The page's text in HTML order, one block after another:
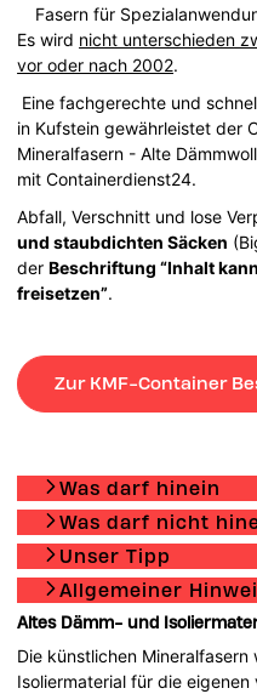
Fasern für
Es wird nicht unterschieden
vor oder nach 2002.
Eine fachgerechte und
in Kufstein gewährleistet der
Mineralfasern - Alte
mit Containerdienst24.
Abfall, Verschnitt und lose
und staubdichten Säcken
derBeschriftung “Inhalt
freisetzen”.
Zur KMF-Container
Was darf hinein
Was darf nicht
Unser Tipp
Allgemeiner
Altes Dämm- und
Die künstlichen
Isoliermaterial für die